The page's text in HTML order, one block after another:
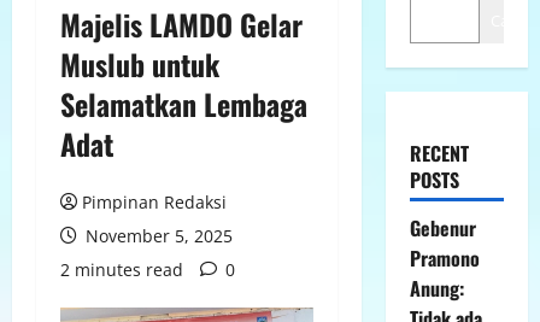
Majelis LAMDO Gelar
Muslub untuk
Selamatkan Lembaga
Adat
Pimpinan Redaksi
November 5, 2025
2 minutes read
0
RECENT
POSTS
Gebenur
Pramono
Anung: